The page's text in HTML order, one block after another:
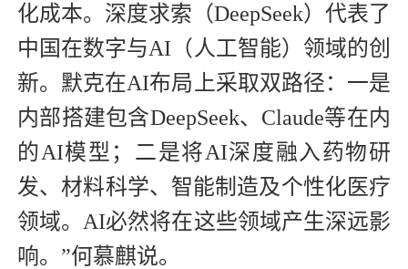
化成本。深度求索（DeepSeek）代表了
中国在数字与AI（人工智能）领域的创
新。默克在AI布局上采取双路径：一是
内部搭建包含DeepSeek、Claude等在内
的AI模型；二是将AI深度融入药物研
发、材料科学、智能制造及个性化医疗
领域。AI必然将在这些领域产生深远影
响。”何慕麒说。